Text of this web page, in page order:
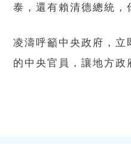
泰，還有賴清德總統，
凌濤呼籲中央政府，立
的中央官員，讓地方政